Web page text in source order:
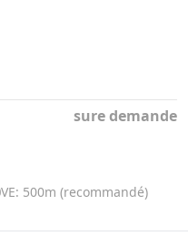
sure demande
VE: 500m (recommandé)